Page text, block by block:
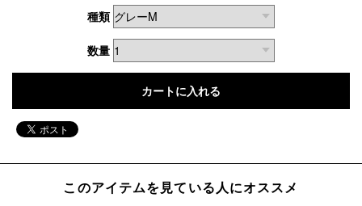
種類
数量
このアイテムを見ている人にオススメ